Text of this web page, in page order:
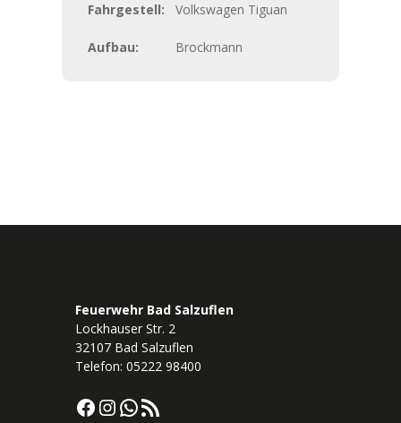
Fahrgestell: Volkswagen Tiguan
Aufbau: Brockmann
Feuerwehr Bad Salzuflen
Lockhauser Str. 2
32107 Bad Salzuflen
Telefon: 05222 98400
Facebook InstagramWhatsApp RSS-Feed